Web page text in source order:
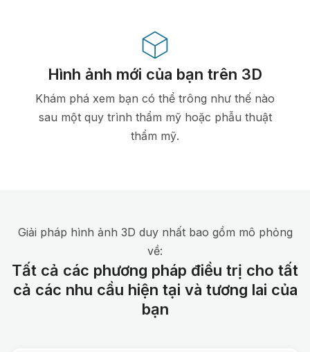
Hình ảnh mới của bạn trên 3D
Khám phá xem bạn có thể trông như thế nào
sau một quy trình thẩm mỹ hoặc phẫu thuật
thẩm mỹ.
Giải pháp hình ảnh 3D duy nhất bao gồm mô phỏng
về:
Tất cả các phương pháp điều trị cho tất
cả các nhu cầu hiện tại và tương lai của
bạn